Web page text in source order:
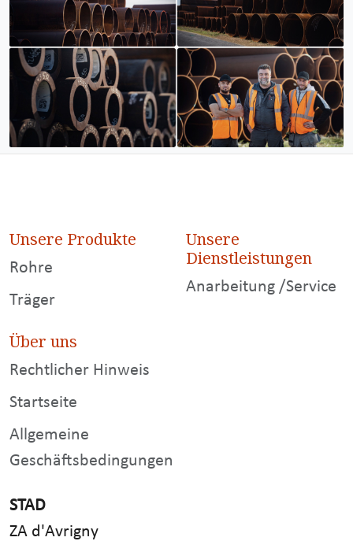
Unsere Produkte
Rohre
Träger
Unsere
Dienstleistungen
Anarbeitung /Service
Über uns
Rechtlicher Hinweis
Startseite
Allgemeine
Geschäftsbedingungen
STAD
ZA d'Avrigny